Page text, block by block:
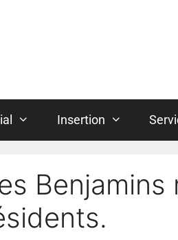
Insertion
Benjamins